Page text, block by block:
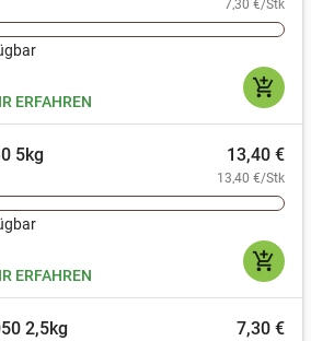
7,30 €/Stk
add_shopping_cart
ERFAHREN
5kg 13,40 €
13,40 €/Stk
add_shopping_cart
ERFAHREN
2,5kg 7,30 €